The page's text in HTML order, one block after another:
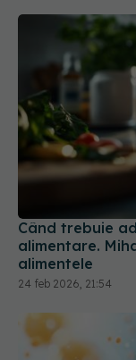
Când trebuie
alimentare.
alimentele
24 feb 2026, 21:54